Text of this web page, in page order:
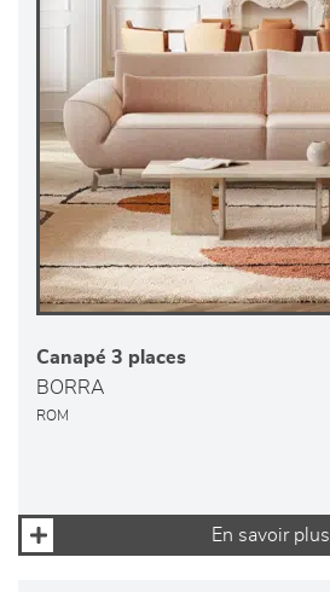
Canapé 3 places
BORRA
ROM
En savoir plus